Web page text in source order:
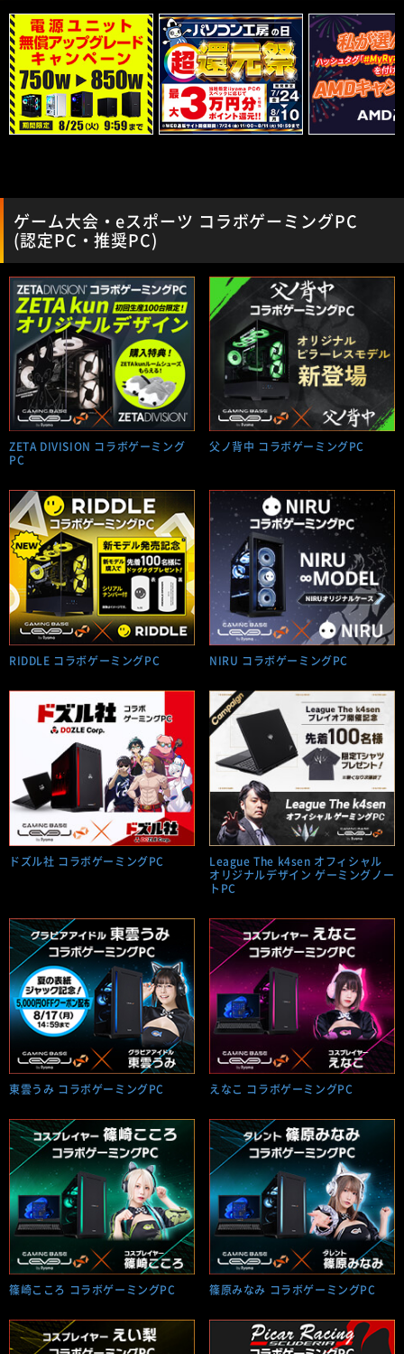
ゲーム大会・eスポーツ コラボゲーミングPC
(認定PC・推奨PC)
ZETA DIVISION コラボゲーミング
PC
父ノ背中 コラボゲーミングPC
RIDDLE コラボゲーミングPC NIRU コラボゲーミングPC
ドズル社 コラボゲーミングPC
League The k4sen オフィシャル
オリジナルデザイン ゲーミングノー
トPC
東雲うみ コラボゲーミングPC えなこ コラボゲーミングPC
篠崎こころ コラボゲーミングPC 篠原みなみ コラボゲーミングPC